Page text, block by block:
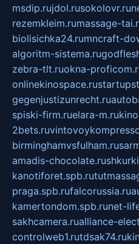
msdip.rujdol.rusokolovr.ru
rezemkleim.rumassage-
biolisichka24.rumncraft-
algoritm-sistema.ru
zebra-tlt.ruokna-
onlinekinospace.ru
gegenjustizunrecht.ru
spiski-firm.ruelara-m.ru
2bets.ru
birminghamvsfulham.ru
amadis-chocolate.ru
kanotiforet.spb.ru
praga.spb.rufalcorussia.ru
kamertondom.spb.runet-
sakhcamera.rualliance-
controlweb1.rutdsak74.ru